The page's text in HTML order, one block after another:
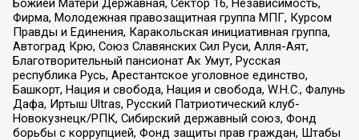
Божией Матери Державная, Сектор 16, Независимость,
Фирма, Молодежная правозащитная группа МПГ, Курсом
Правды и Единения, Каракольская инициативная группа,
Автоград Крю, Союз Славянских Сил Руси, Алля-Аят,
Благотворительный пансионат Ак Умут, Русская
республика Русь, Арестантское уголовное единство,
Башкорт, Нация и свобода, Нация и свобода, W.H.С., Фалунь
Дафа, Иртыш Ultras, Русский Патриотический клуб-
Новокузнецк/РПК, Сибирский державный союз, Фонд
борьбы с коррупцией, Фонд защиты прав граждан, Штабы